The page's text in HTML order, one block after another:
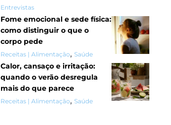
Entrevistas
Fome emocional e sede física:
como distinguir o que o
corpo pede
Receitas | Alimentação, Saúde
Calor, cansaço e irritação:
quando o verão desregula
mais do que parece
Receitas | Alimentação, Saúde